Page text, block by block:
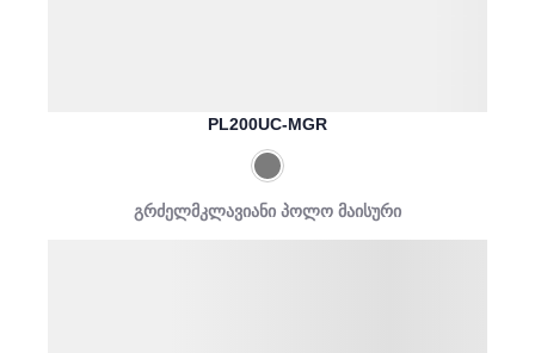
PL200UC-MGR
გრძელმკლავიანი პოლო მაისური